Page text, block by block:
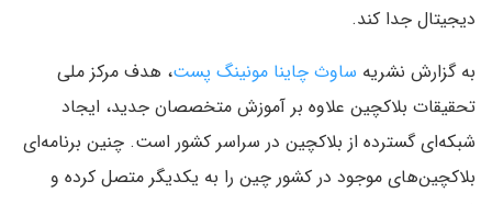
دیجیتال جدا کند.
به گزارش نشریه ساوث چاینا مونینگ پست، هدف مرکز ملی
تحقیقات بلاکچین علاوه بر آموزش متخصصان جدید، ایجاد
شبکه‌ای گسترده از بلاکچین در سراسر کشور است. چنین برنامه‌ای
بلاکچین‌های موجود در کشور چین را به یکدیگر متصل کرده و